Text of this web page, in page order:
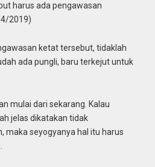
harus ada pengawasan
2019)
ketat tersebut, tidaklah
ada pungli, baru terkejut untuk
mulai dari sekarang. Kalau
jelas dikatakan tidak
maka seyogyanya hal itu harus